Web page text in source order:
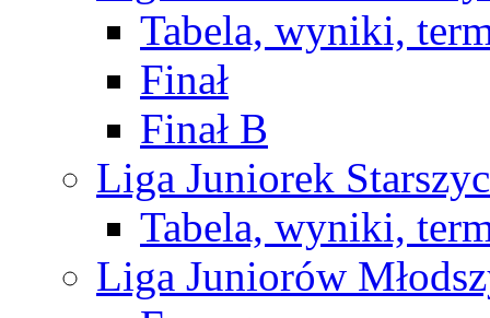
Tabela, wyniki,
Finał
Finał B
Liga Juniorek
Tabela, wyniki,
Liga Juniorów